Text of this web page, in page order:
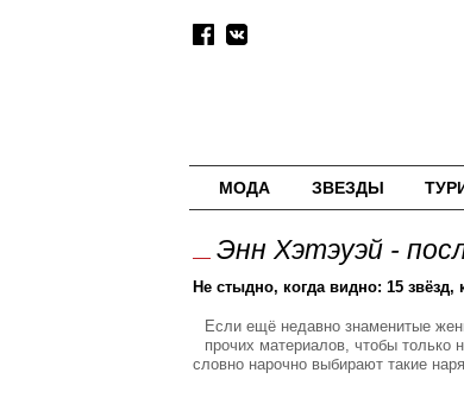
МОДА ЗВЕЗДЫ
Энн Хэтэуэй -
Не стыдно, когда видно: 15
Если ещё недавно знаменитые
прочих материалов, чтобы только
словно нарочно выбирают такие